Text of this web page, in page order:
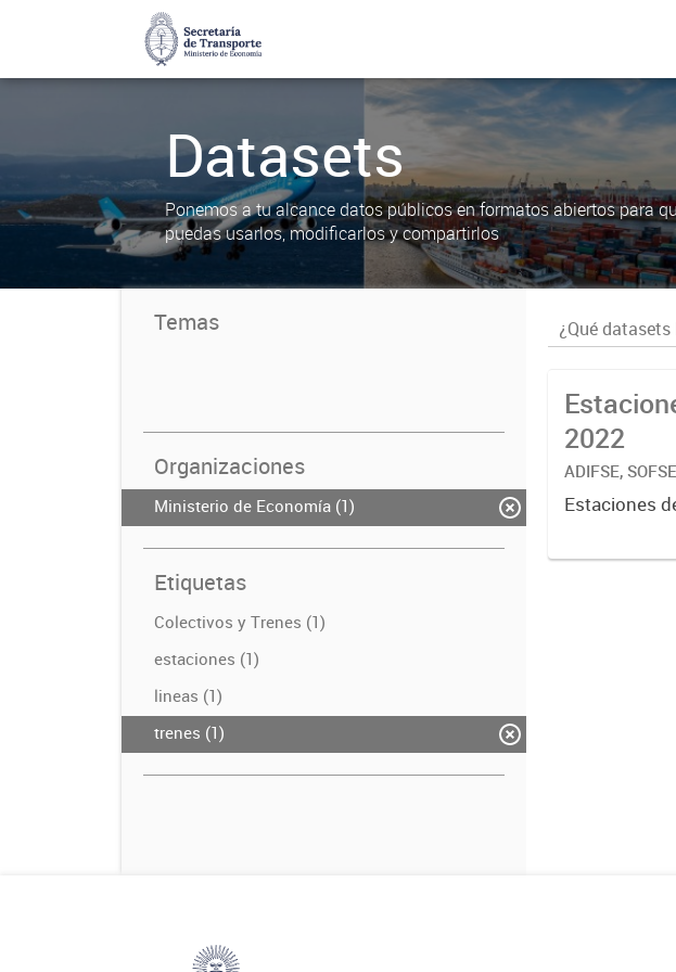
Datasets
Ponemos a tu alcance datos públicos en formatos abiertos para
puedas usarlos, modificarlos y compartirlos
Temas
Organizaciones
Ministerio de Economía (1)
Etiquetas
Colectivos y Trenes (1)
estaciones (1)
lineas (1)
trenes (1)
2022
ADIFSE, SOFSE
Estaciones